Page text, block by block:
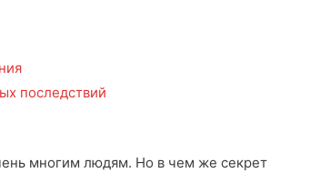
последствий
многим людям. Но в чем же секрет